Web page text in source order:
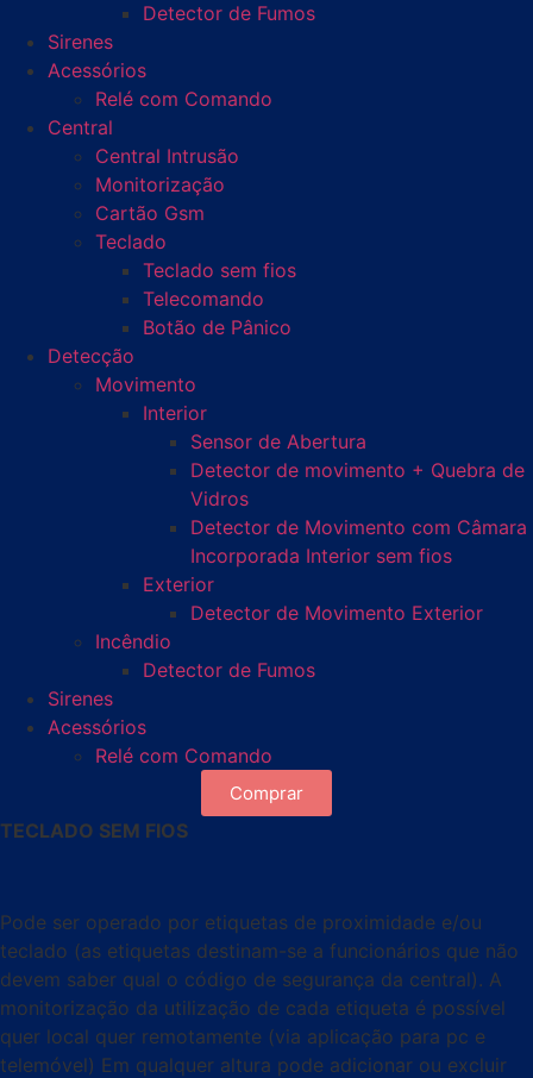
Detector de Fumos
Sirenes
Acessórios
Relé com Comando
Central
Central Intrusão
Monitorização
Cartão Gsm
Teclado
Teclado sem fios
Telecomando
Botão de Pânico
Detecção
Movimento
Interior
Sensor de Abertura
Detector de movimento + Quebra de
Vidros
Detector de Movimento com Câmara
Incorporada Interior sem fios
Exterior
Detector de Movimento Exterior
Incêndio
Detector de Fumos
Sirenes
Acessórios
Relé com Comando
Comprar
TECLADO SEM FIOS
Pode ser operado por etiquetas de proximidade e/ou
teclado (as etiquetas destinam-se a funcionários que não
devem saber qual o código de segurança da central). A
monitorização da utilização de cada etiqueta é possível
quer local quer remotamente (via aplicação para pc e
telemóvel) Em qualquer altura pode adicionar ou excluir